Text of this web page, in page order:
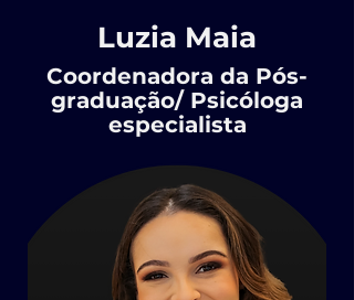
Luzia Maia
Coordenadora da Pós-
graduação/ Psicóloga
especialista